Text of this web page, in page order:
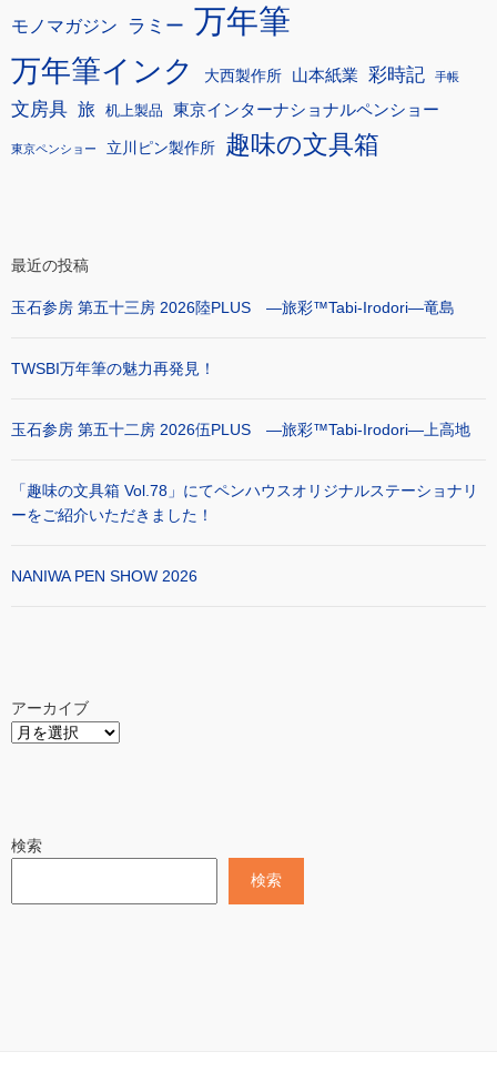
モノマガジン ラミー 万年筆
万年筆インク 大西製作所 山本紙業 彩時記 手帳
文房具 旅 机上製品 東京インターナショナルペンショー
東京ペンショー 立川ピン製作所 趣味の文具箱
最近の投稿
玉石参房 第五十三房 2026陸PLUS ―旅彩™Tabi-Irodori―竜島
TWSBI万年筆の魅力再発見！
玉石参房 第五十二房 2026伍PLUS ―旅彩™Tabi-Irodori―上高地
「趣味の文具箱 Vol.78」にてペンハウスオリジナルステーショナリ
ーをご紹介いただきました！
NANIWA PEN SHOW 2026
アーカイブ
検索
検索